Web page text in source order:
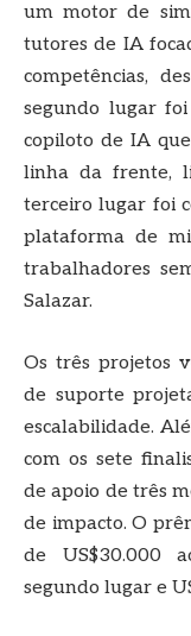
um motor de
tutores de IA
competências,
segundo lugar
copiloto de IA
linha da frente,
terceiro lugar foi
plataforma de
trabalhadores
Salazar.
Os três projetos
de suporte
escalabilidade.
com os sete
de apoio de três
de impacto. O
de US$30.000
segundo lugar e